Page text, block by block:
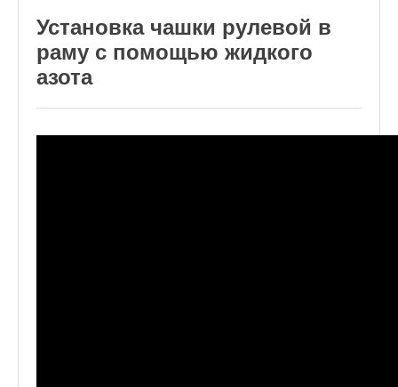
Установка чашки рулевой в
раму с помощью жидкого
азота